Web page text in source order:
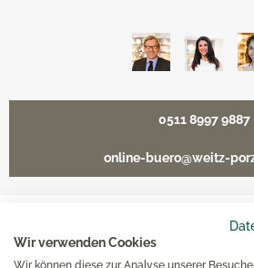
Wir verwenden Cookies
Wir können diese zur Analyse unserer
0511 8997 9887
online-buero@weitz-
Unsere Häuser